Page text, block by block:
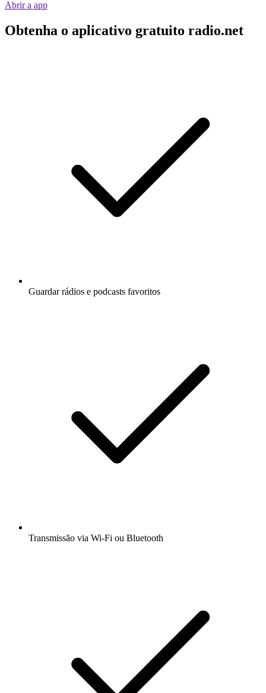
Abrir a app
Obtenha o aplicativo gratuito radio.net
Guardar rádios e podcasts favoritos
Transmissão via Wi-Fi ou Bluetooth